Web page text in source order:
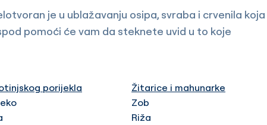
je u ublažavanju osipa, svraba i crvenila koja
pomoći će vam da steknete uvid u to koje
porijekla
Žitarice i mahunarke
Zob
Riža